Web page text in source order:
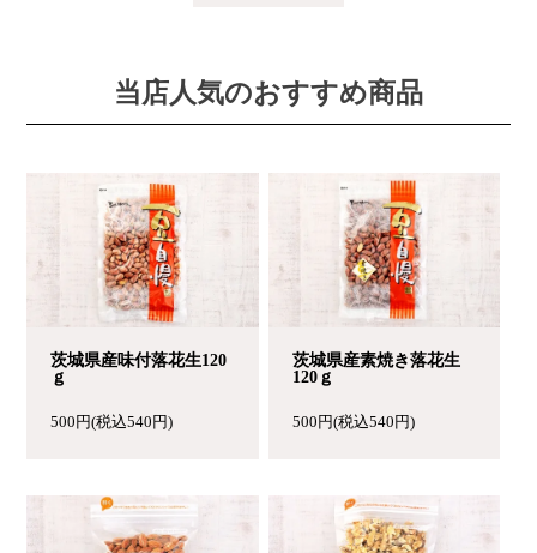
当店人気のおすすめ商品
茨城県産味付落花生120
ｇ
500円(税込540円)
茨城県産素焼き落花生
120ｇ
500円(税込540円)